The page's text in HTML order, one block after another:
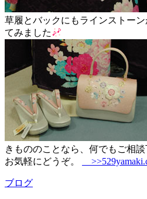
草履とバックにもラインストー
てみました
きもののことなら、何でもご相談
お気軽にどうぞ。
ブログ